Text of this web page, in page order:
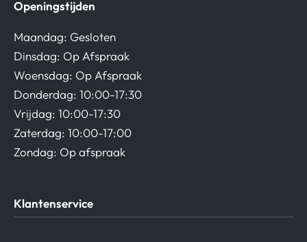
Openingstijden
Maandag: Gesloten
Dinsdag: Op Afspraak
Woensdag: Op Afspraak
Donderdag: 10:00-17:30
Vrijdag: 10:00-17:30
Zaterdag: 10:00-17:00
Zondag: Op afspraak
Klantenservice